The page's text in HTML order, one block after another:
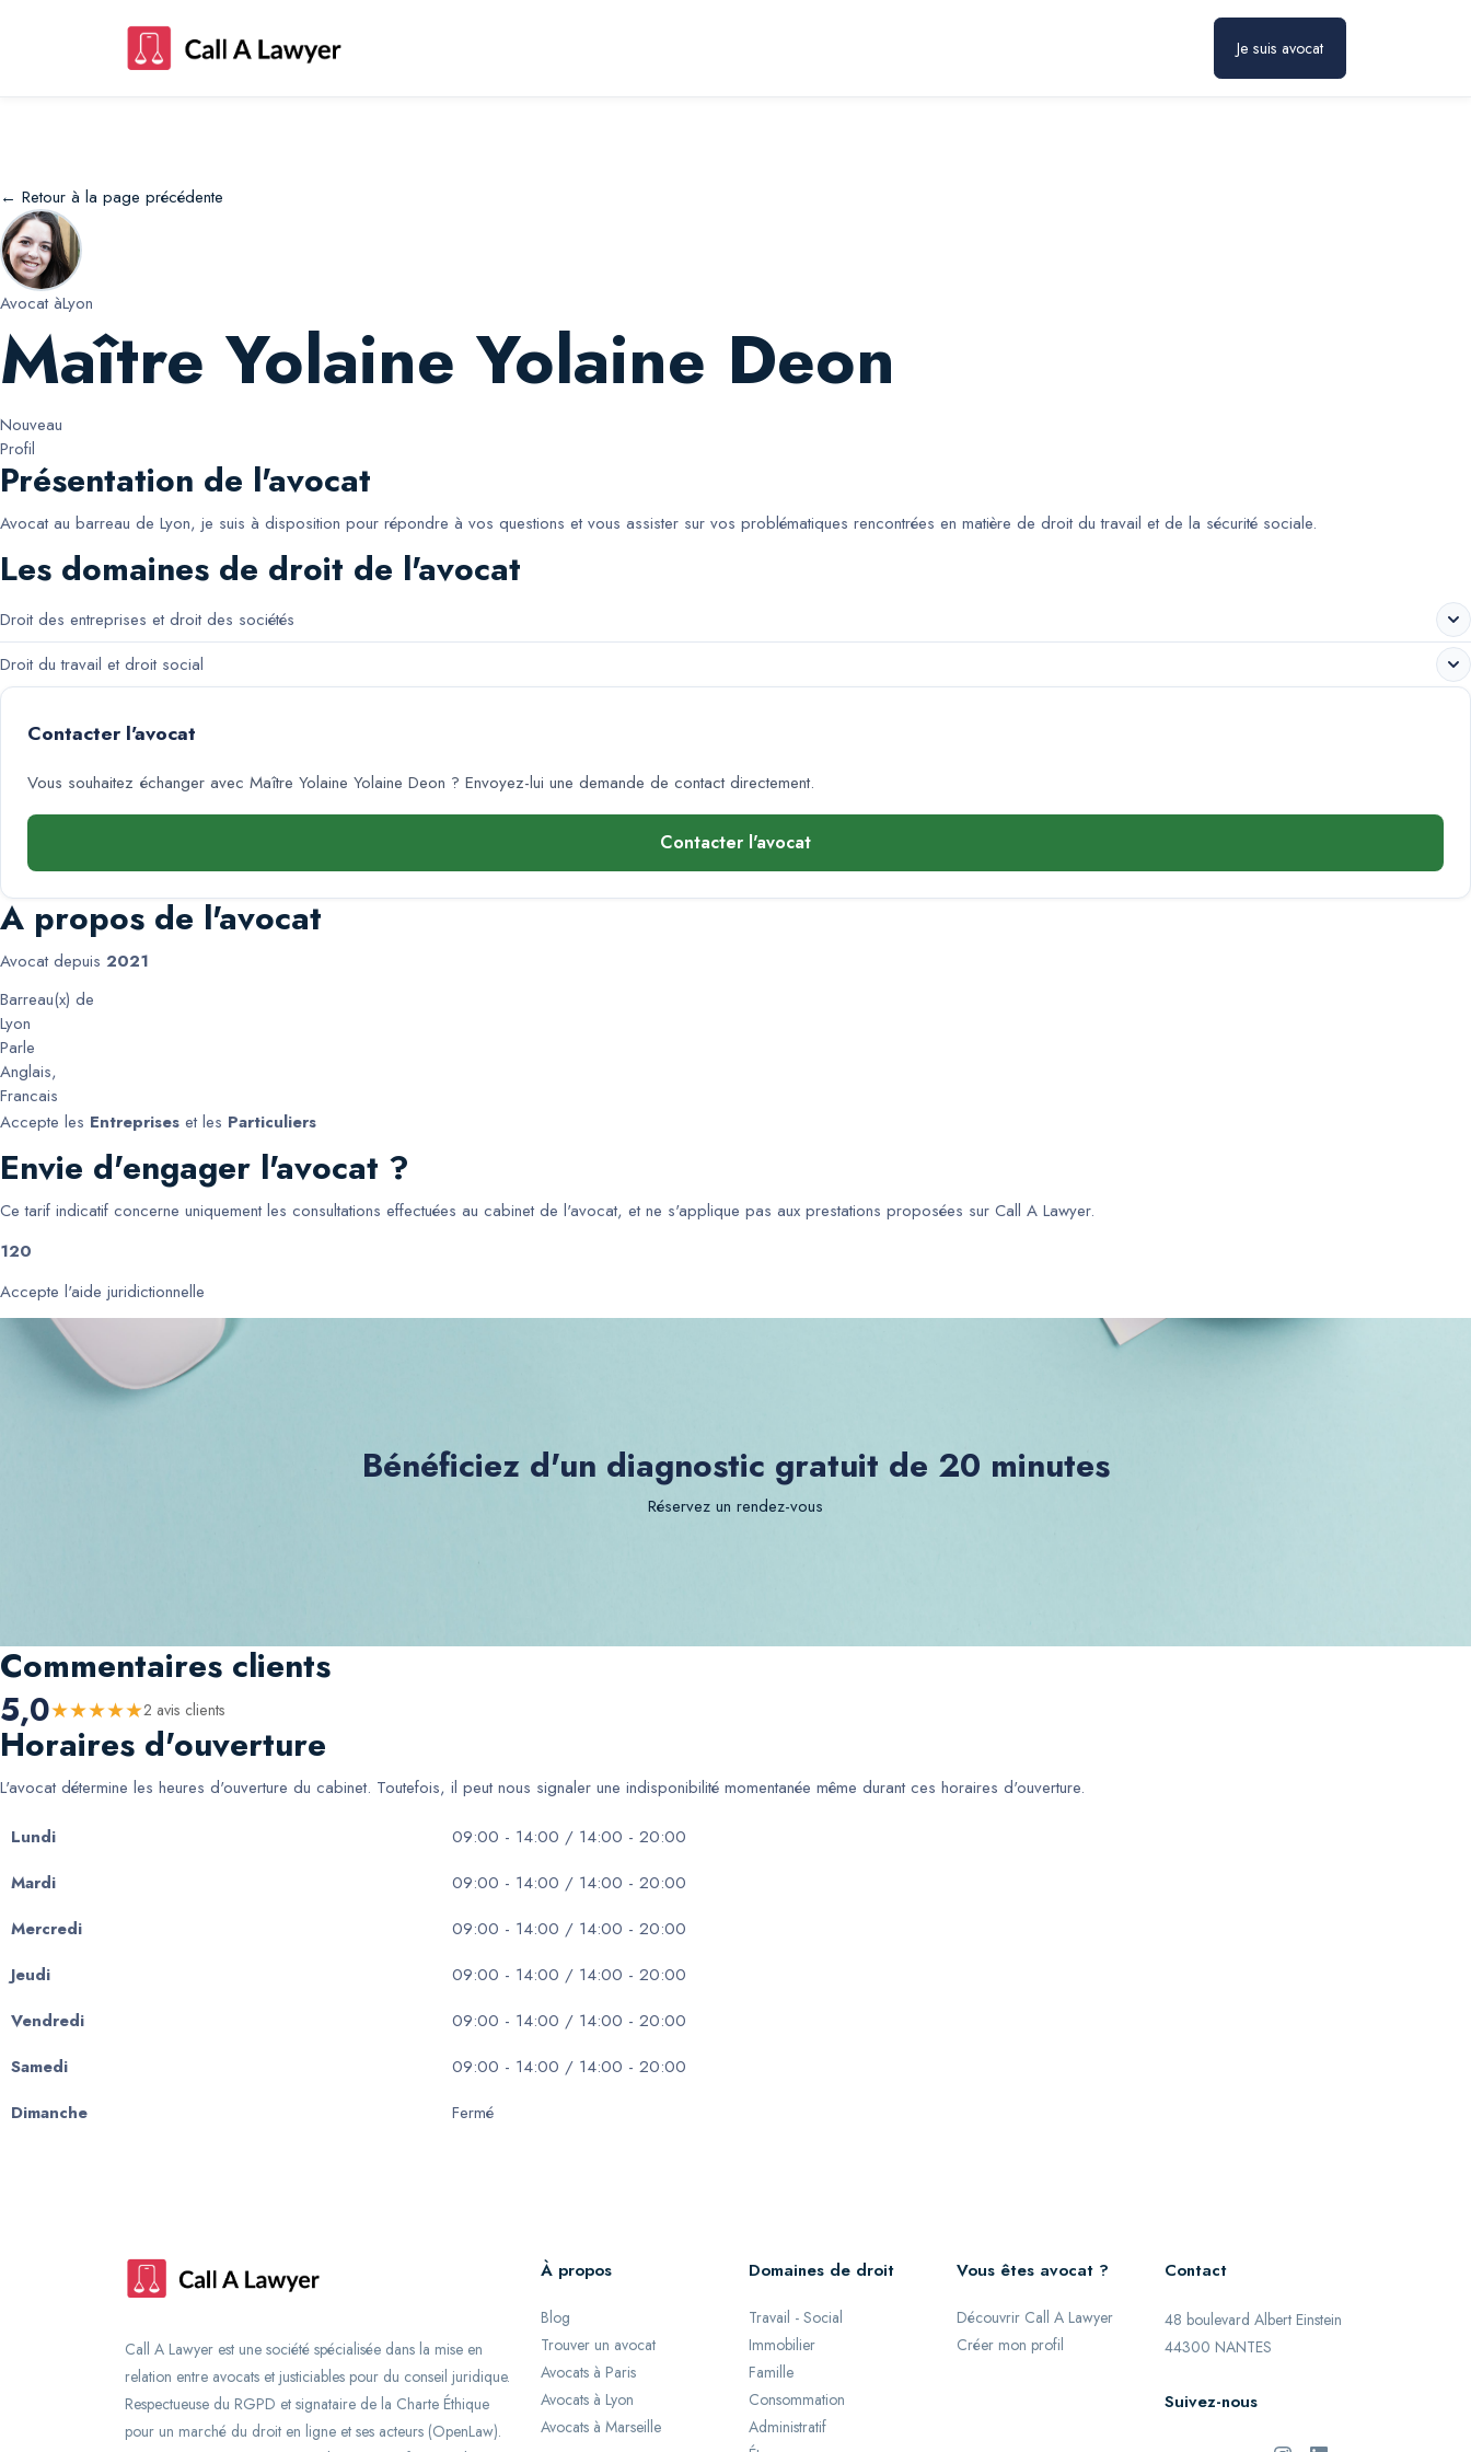
Je suis avocat
← Retour à la page précédente
Avocat àLyon
Maître Yolaine Yolaine Deon
Nouveau
Profil
Présentation de l'avocat
Avocat au barreau de Lyon, je suis à disposition pour répondre à vos questions et vous assister sur vos problématiques rencontrées en matière de droit du travail et de la sécurité sociale.
Les domaines de droit de l'avocat
Droit des entreprises et droit des sociétés
Droit du travail et droit social
Contacter l'avocat
Vous souhaitez échanger avec Maître Yolaine Yolaine Deon ? Envoyez-lui une demande de contact directement.
Contacter l'avocat
A propos de l'avocat
Avocat depuis 2021
Barreau(x) de
Lyon
Parle
Anglais,
Francais
Accepte les Entreprises et les Particuliers
Envie d'engager l'avocat ?
Ce tarif indicatif concerne uniquement les consultations effectuées au cabinet de l'avocat, et ne s'applique pas aux prestations proposées sur Call A Lawyer.
120
Accepte l'aide juridictionnelle
Bénéficiez d'un diagnostic gratuit de 20 minutes
Réservez un rendez-vous
Commentaires clients
5,0★★★★★2 avis clients
Horaires d'ouverture
L'avocat détermine les heures d'ouverture du cabinet. Toutefois, il peut nous signaler une indisponibilité momentanée même durant ces horaires d'ouverture.
Lundi
09:00 - 14:00 / 14:00 - 20:00
Mardi
09:00 - 14:00 / 14:00 - 20:00
Mercredi
09:00 - 14:00 / 14:00 - 20:00
Jeudi
09:00 - 14:00 / 14:00 - 20:00
Vendredi
09:00 - 14:00 / 14:00 - 20:00
Samedi
09:00 - 14:00 / 14:00 - 20:00
Dimanche
Fermé
Call A Lawyer est une société spécialisée dans la mise en
relation entre avocats et justiciables pour du conseil juridique.
Respectueuse du RGPD et signataire de la Charte Éthique
pour un marché du droit en ligne et ses acteurs (OpenLaw).
À propos
Blog
Trouver un avocat
Avocats à Paris
Avocats à Lyon
Avocats à Marseille
Domaines de droit
Travail - Social
Immobilier
Famille
Consommation
Administratif
Vous êtes avocat ?
Découvrir Call A Lawyer
Créer mon profil
Contact
48 boulevard Albert Einstein
44300 NANTES
Suivez-nous